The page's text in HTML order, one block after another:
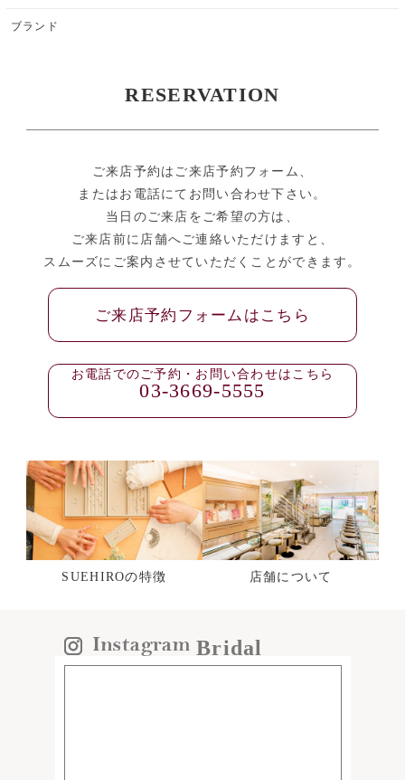
ブランド
RESERVATION
ご来店予約はご来店予約フォーム、
またはお電話にてお問い合わせ下さい。
当日のご来店をご希望の方は、
ご来店前に店舗へご連絡いただけますと、
スムーズにご案内させていただくことができます。
ご来店予約フォームはこちら
お電話でのご予約・お問い合わせはこちら
03-3669-5555
SUEHIROの特徴 店舗について
Bridal